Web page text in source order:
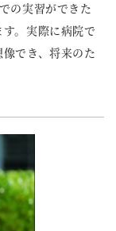
の実習ができた
。実際に病院で
でき、将来のた